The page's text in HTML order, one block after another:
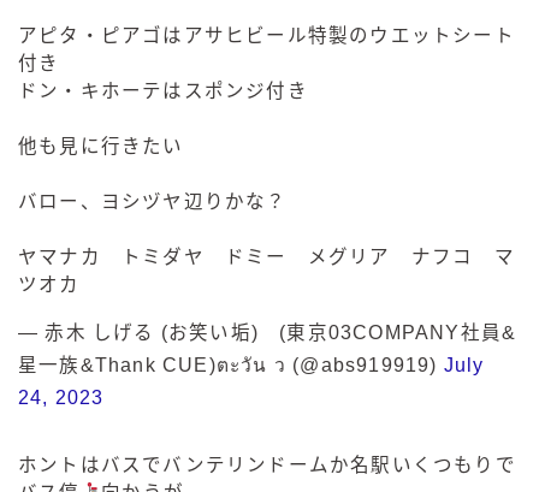
アピタ・ピアゴはアサヒビール特製のウエットシート
付き
ドン・キホーテはスポンジ付き
他も見に行きたい
バロー、ヨシヅヤ辺りかな？
ヤマナカ トミダヤ ドミー メグリア ナフコ マ
ツオカ
— 赤木 しげる (お笑い垢) (東京03COMPANY社員&
星一族&Thank CUE)ตะวัน ว (@abs919919) July
24, 2023
ホントはバスでバンテリンドームか名駅いくつもりで